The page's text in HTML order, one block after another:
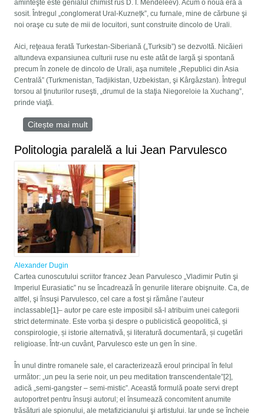
aminteşte este genialul chimist rus D. I. Mendeleev). Acum o nouă eră a
sosit. Întregul „conglomerat Ural-Kuznețk”, cu furnale, mine de cărbune şi
noi oraşe cu sute de mii de locuitori, sunt construite dincolo de Urali.
Aici, reţeaua ferată Turkestan-Siberiană („Turksib”) se dezvoltă. Nicăieri
altundeva expansiunea culturii ruse nu este atât de largă şi spontană
precum în zonele de dincolo de Urali, aşa numitele „Republici din Asia
Centrală” (Turkmenistan, Tadjikistan, Uzbekistan, şi Kârgâzstan). Întregul
torsou al ţinuturilor ruseşti, „drumul de la staţia Niegoreloie la Xuchang”,
prinde viaţă.
Citește mai mult
Politologia paralelă a lui Jean Parvulesco
Alexander Dugin
Cartea cunoscutului scriitor francez Jean Parvulesco „Vladimir Putin şi
Imperiul Eurasiatic” nu se încadrează în genurile literare obişnuite. Ca, de
altfel, şi însuşi Parvulesco, cel care a fost şi rămâne l’auteur
inclassable[1]– autor pe care este imposibil să-l atribuim unei categorii
strict determinate. Este vorba și despre o publicistică geopolitică, și
conspirologie, și istorie alternativă, și literatură documentară, și cugetări
religioase. Într-un cuvânt, Parvulesco este un gen în sine.
În unul dintre romanele sale, el caracterizează eroul principal în felul
următor: „un peu la serie noir, un peu meditation transcendentale”[2],
adică „semi-gangster – semi-mistic”. Această formulă poate servi drept
autoportret pentru însuşi autorul; el însumează concomitent anumite
trăsături ale spionului, ale metafizicianului şi artistului. Iar unde se încheie